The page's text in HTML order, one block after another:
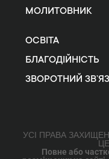
МОЛИТОВНИК
ОСВІТА
БЛАГОДІЙНІСТЬ
ЗВОРОТНИЙ
УСІ ПРАВА
Повне або